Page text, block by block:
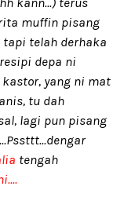
muffin pisang
telah derhaka
depa ni
yang ni mat
tu dah
lagi pun pisang
tengah